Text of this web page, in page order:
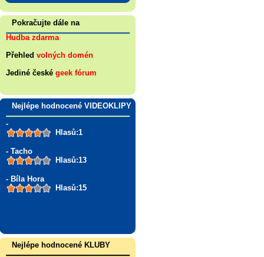
Pokračujte dále na
Hudba zdarma
Přehled volných domén
Jediné české geek fórum
Nejlépe hodnocené VIDEOKLIPY
-
Hlasů:1
- Tacho
Hlasů:13
- Bíla Hora
Hlasů:15
Nejlépe hodnocené KLUBY